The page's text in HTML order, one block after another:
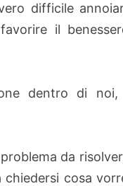
difficile
il
dentro di
da
cosa